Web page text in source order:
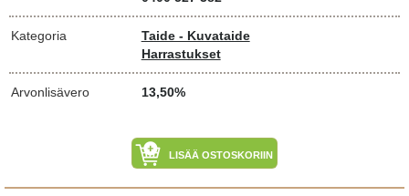
Kategoria
Taide - Kuvataide
Harrastukset
Arvonlisävero 13,50%
LISÄÄ OSTOSKORIIN